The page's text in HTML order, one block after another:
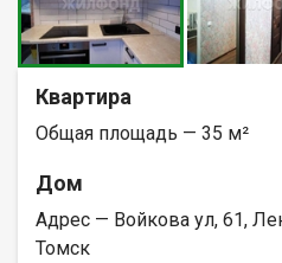
Квартира
Общая площадь — 35 м²
Дом
Адрес — Войкова ул, 61,
Томск